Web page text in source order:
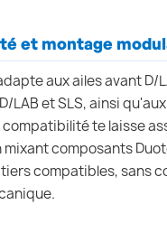
et montage
aux ailes avant D/
LAB et SLS, ainsi
te laisse
composants
compatibles, sans